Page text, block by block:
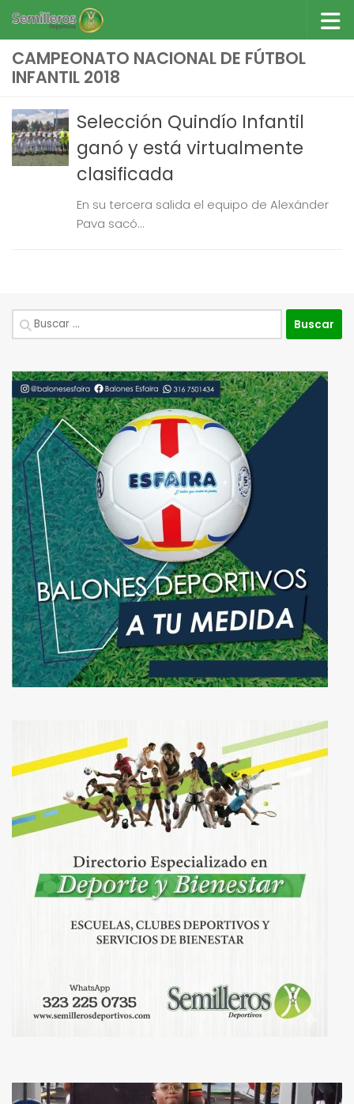
Saltar al contenido
CAMPEONATO NACIONAL DE FÚTBOL
INFANTIL 2018
Selección Quindío Infantil
ganó y está virtualmente
clasificada
En su tercera salida el equipo de Alexánder
Pava sacó...
Buscar: